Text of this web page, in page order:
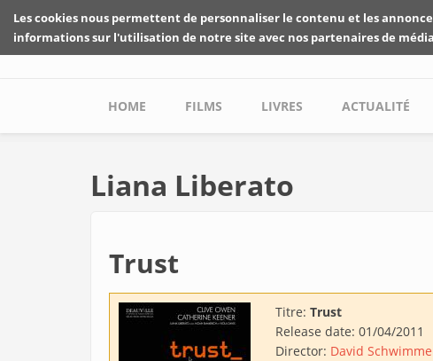
Skip to main content
Main menu
HOME FILMS LIVRES ACTUALITÉ
Liana Liberato
Trust
Titre: Trust
Release date: 01/04/2011
Director: David
Les cookies nous permettent de personnaliser le contenu et les
informations sur l'utilisation de notre site avec nos partenaires de